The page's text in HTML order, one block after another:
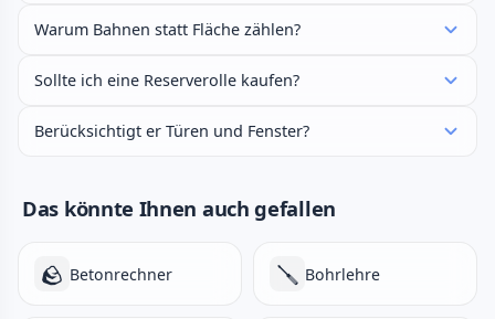
Warum Bahnen statt Fläche zählen?
Sollte ich eine Reserverolle kaufen?
Berücksichtigt er Türen und Fenster?
Das könnte Ihnen auch gefallen
🪨 Betonrechner 🪛 Bohrlehre